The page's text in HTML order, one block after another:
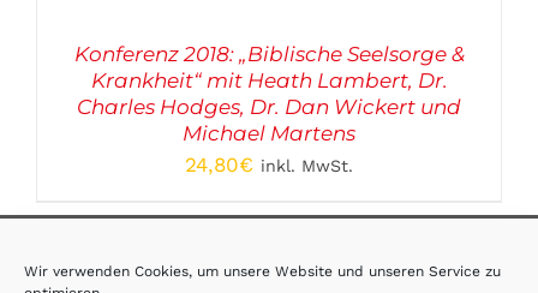
Wir verwenden Cookies, um unsere Website und unseren Service zu
Konferenz 2018: „Biblische Seelsorge &
Krankheit“ mit Heath Lambert, Dr.
Charles Hodges, Dr. Dan Wickert und
Michael Martens
24,80€ inkl. MwSt.
AGB·Impressum·Datenschutz